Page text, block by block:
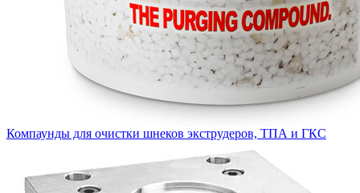
Компаунды для очистки шнеков экструдеров, ТПА и ГКС